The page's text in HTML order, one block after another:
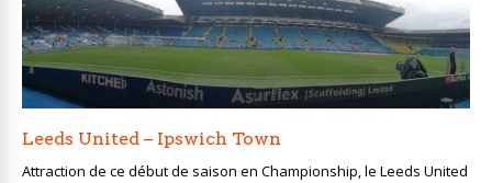
Leeds United – Ipswich Town
Attraction de ce début de saison en Championship, le Leeds United